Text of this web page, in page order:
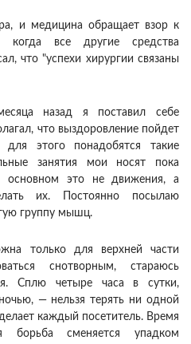
и медицина обращает взор к
когда все другие средства
что "успехи хирургии связаны
назад я поставил себе
что выздоровление пойдет
этого понадобятся такие
занятия мои носят пока
основном это не движения, а
их. Постоянно посылаю
группу мышц.
только для верхней части
снотворным, стараюсь
Сплю четыре часа в сутки,
— нельзя терять ни одной
каждый посетитель. Время
борьба сменяется упадком